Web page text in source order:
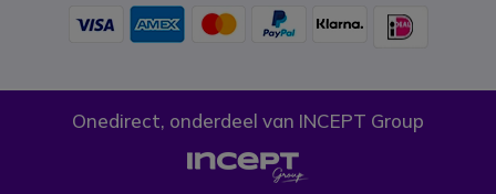
Onedirect, onderdeel van INCEPT Group